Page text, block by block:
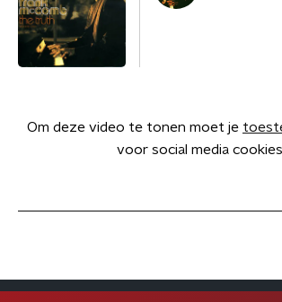
Om deze video te tonen moet je
voor social media